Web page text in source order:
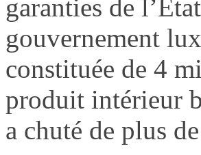
garanties de
gouvernement
constituée de 4
produit intérieur
a chuté de plus